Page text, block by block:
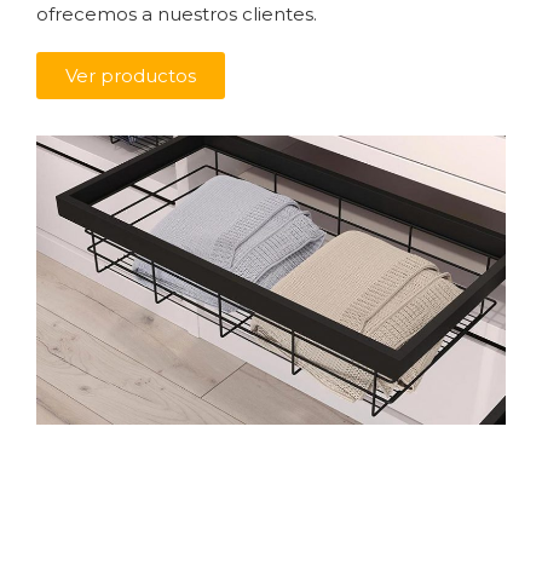
ofrecemos a nuestros clientes.
Ver productos